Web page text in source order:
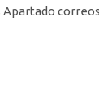
correos